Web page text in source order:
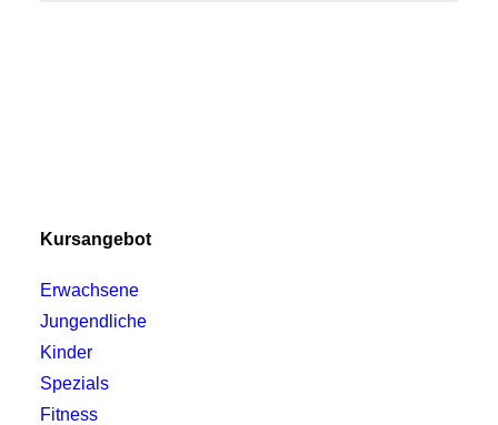
Kursangebot
Erwachsene
Jungendliche
Kinder
Spezials
Fitness